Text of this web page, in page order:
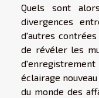
Quels sont
divergences
d'autres
de révéler les
éclairage
du monde des